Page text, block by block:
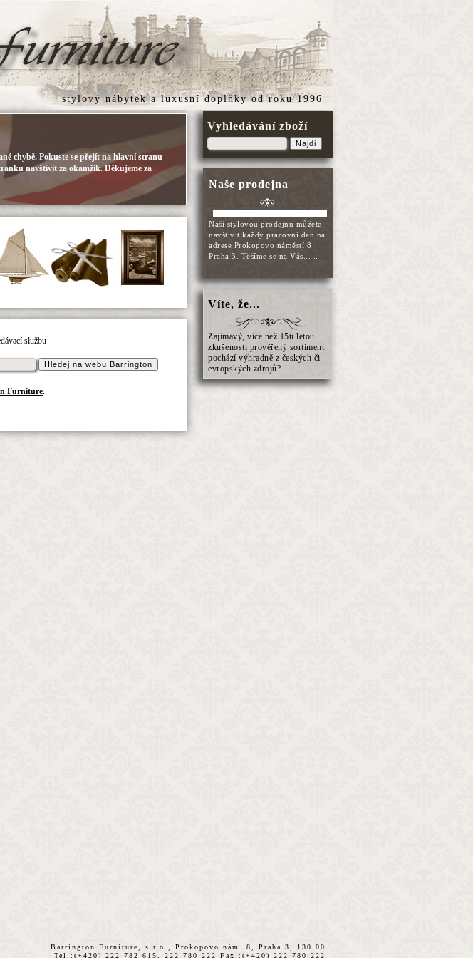
chybě. Pokuste se přejít na hlavní stranu
navštívit za okamžik. Děkujeme za
službu
Hledej na webu Barrington
Furniture.
Vyhledávání zboží
Najdi
Naše prodejna
Naší stylovou prodejnu můžete
navštívit každý pracovní den na
adrese Prokopovo náměstí 8
Praha 3. Těšíme se na Vás... ..
Víte, že...
Zajímavý, více než 15ti letou
zkušeností prověřený sortiment
pochází výhradně z českých či
evropských zdrojů?
stylový nábytekaluxusní doplňkyod roku 1996
Barrington Furniture, s.r.o., Prokopovo nám. 8, Praha 3, 130 00
Tel.:(+420) 222 782 615, 222 780 222 Fax.:(+420) 222 780 222